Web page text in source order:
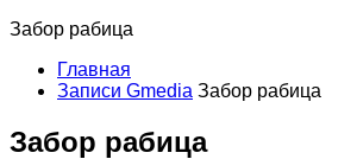
Забор рабица
Главная
Записи Gmedia Забор рабица
Забор рабица